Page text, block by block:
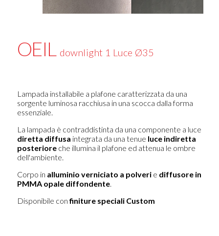
OEIL downlight 1 Luce Ø35
Lampada installabile a plafone caratterizzata da una
sorgente luminosa racchiusa in una scocca dalla forma
essenziale.
La lampada è contraddistinta da una componente a luce
diretta diffusa integrata da una tenue luce indiretta
posterioreche illumina il plafone ed attenua le ombre
dell'ambiente.
Corpo in alluminio verniciato a polverie diffusore in
PMMA opale diffondente.
Disponibile confiniture speciali Custom